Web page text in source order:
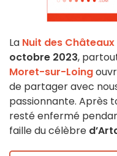
La Nuit des Châteaux
octobre 2023,
Moret-sur-Loing
de partager avec
passionnante. Après
resté enfermé
faille du célèbre